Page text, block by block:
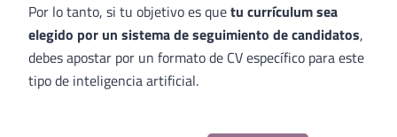
Por lo tanto, si tu objetivo es quetu currículum sea
elegido por un sistema de seguimiento de candidatos,
debes apostar por un formato de CV específico para este
tipo de inteligencia artificial.